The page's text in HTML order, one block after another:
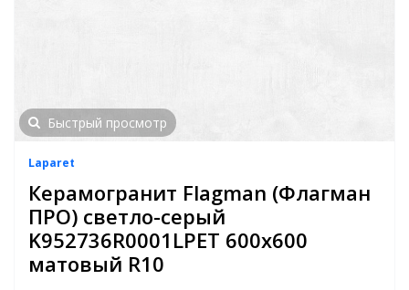
Быстрый просмотр
Laparet
Керамогранит Flagman (Флагман
ПРО) светло-серый
K952736R0001LPET 600x600
матовый R10